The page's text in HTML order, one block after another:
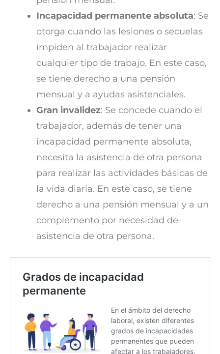
Incapacidad permanente absoluta: Se
otorga cuando las lesiones o secuelas
impiden al trabajador realizar
cualquier tipo de trabajo. En este caso,
se tiene derecho a una pensión
mensual y a ayudas asistenciales.
Gran invalidez: Se concede cuando el
trabajador, además de tener una
incapacidad permanente absoluta,
necesita la asistencia de otra persona
para realizar las actividades básicas de
la vida diaria. En este caso, se tiene
derecho a una pensión mensual y a un
complemento por necesidad de
asistencia de otra persona.